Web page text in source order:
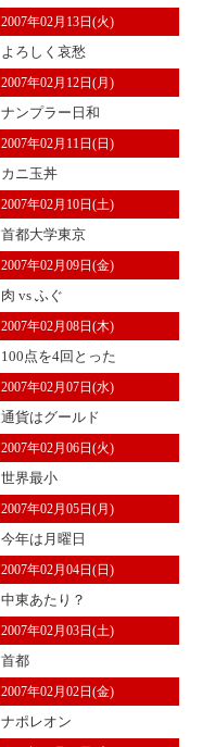
2007年02月13日(火)
よろしく哀愁
2007年02月12日(月)
ナンプラー日和
2007年02月11日(日)
カニ玉丼
2007年02月10日(土)
首都大学東京
2007年02月09日(金)
肉 vs ふぐ
2007年02月08日(木)
100点を4回とった
2007年02月07日(水)
通貨はグールド
2007年02月06日(火)
世界最小
2007年02月05日(月)
今年は月曜日
2007年02月04日(日)
中東あたり？
2007年02月03日(土)
首都
2007年02月02日(金)
ナポレオン